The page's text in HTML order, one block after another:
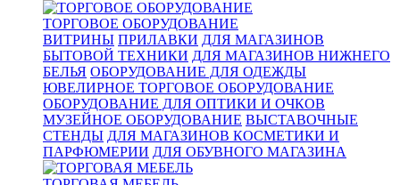
ТОРГОВОЕ ОБОРУДОВАНИЕ
ВИТРИНЫ ПРИЛАВКИ ДЛЯ МАГАЗИНОВ
БЫТОВОЙ ТЕХНИКИ ДЛЯ МАГАЗИНОВ НИЖНЕГО
БЕЛЬЯ ОБОРУДОВАНИЕ ДЛЯ ОДЕЖДЫ
ЮВЕЛИРНОЕ ТОРГОВОЕ ОБОРУДОВАНИЕ
ОБОРУДОВАНИЕ ДЛЯ ОПТИКИ И ОЧКОВ
МУЗЕЙНОЕ ОБОРУДОВАНИЕ ВЫСТАВОЧНЫЕ
СТЕНДЫ ДЛЯ МАГАЗИНОВ КОСМЕТИКИ И
ПАРФЮМЕРИИ ДЛЯ ОБУВНОГО МАГАЗИНА